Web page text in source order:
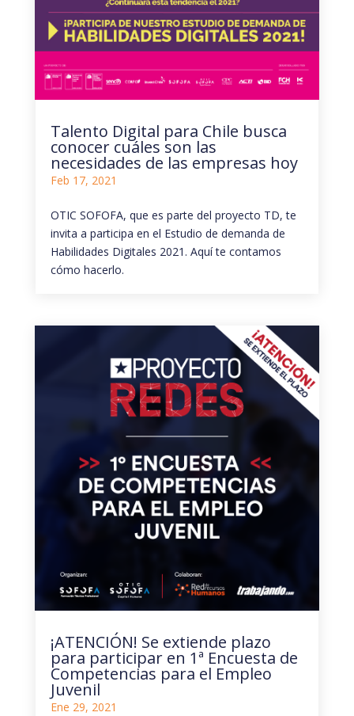
Talento Digital para Chile busca
conocer cuáles son las
necesidades de las empresas hoy
Feb 17, 2021
OTIC SOFOFA, que es parte del proyecto TD, te
invita a participa en el Estudio de demanda de
Habilidades Digitales 2021. Aquí te contamos
cómo hacerlo.
¡ATENCIÓN! Se extiende plazo
para participar en 1ª Encuesta de
Competencias para el Empleo
Juvenil
Ene 29, 2021